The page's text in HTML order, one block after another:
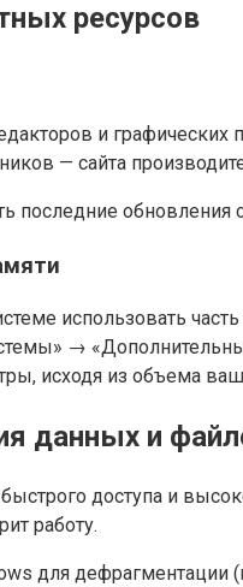
ресурсов
и
— сайта
последние
использовать
→
исходя из объема
данных и
доступа и
работу.
для дефрагментации